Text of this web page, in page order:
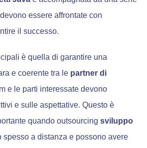
essere affrontate con
il successo.
è quella di garantire una
e coerente tra le partner di
e le parti interessate devono
e sulle aspettative. Questo è
quando outsourcing sviluppo
spesso a distanza e possono avere